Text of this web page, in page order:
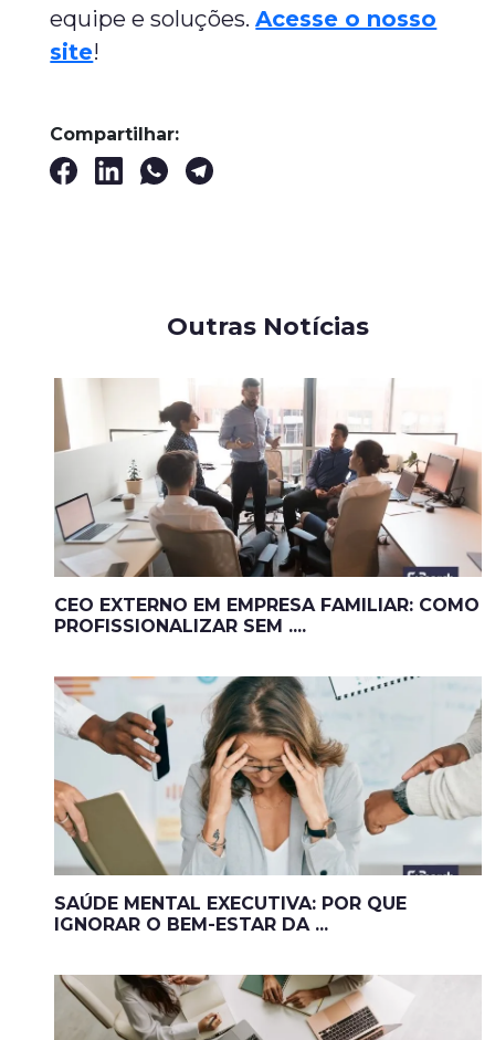
equipe e soluções.Acesse o nosso
site!
Compartilhar:
Outras Notícias
CEO EXTERNO EM EMPRESA FAMILIAR: COMO
PROFISSIONALIZAR SEM ....
SAÚDE MENTAL EXECUTIVA: POR QUE
IGNORAR O BEM-ESTAR DA ...